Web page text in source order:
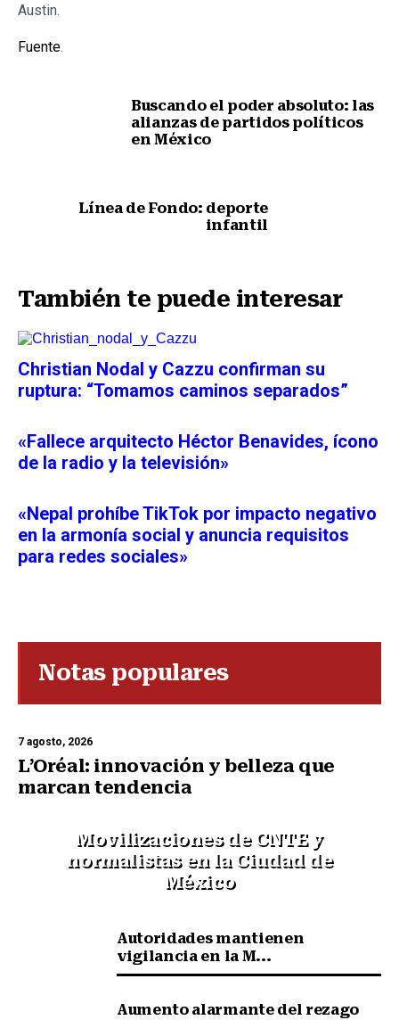
Austin.
Fuente.
Buscando el poder absoluto: las
alianzas de partidos políticos
en México
Línea de Fondo: deporte
infantil
También te puede interesar
Christian Nodal y Cazzu confirman su
ruptura: “Tomamos caminos separados”
«Fallece arquitecto Héctor Benavides, ícono
de la radio y la televisión»
«Nepal prohíbe TikTok por impacto negativo
en la armonía social y anuncia requisitos
para redes sociales»
Notas populares
7 agosto, 2026
L’Oréal: innovación y belleza que
marcan tendencia
Movilizaciones de CNTE y
normalistas en la Ciudad de
México
Autoridades mantienen
vigilancia en la M...
Aumento alarmante del rezago